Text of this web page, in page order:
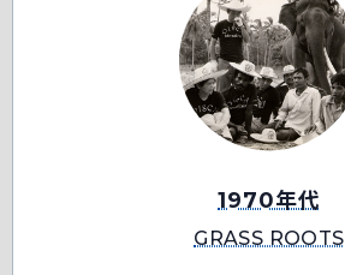
1970年代
GRASS ROOTS